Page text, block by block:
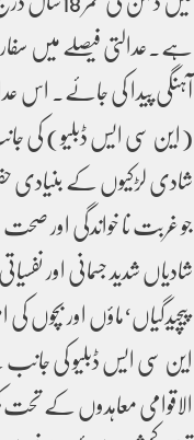
ہے۔عدالتی فیصلے میں
آہنگی پیدا کی جائے۔ اس
(این سی ایس ڈبلیو) کی
شادی لڑکیوں کے
جو غربت نا خواندگی اور
شادیاں شدید جسمانی اور
پیچیدگیاں‘ماؤں اور بچوں
این سی ایس ڈبلیو کی جانب
الاقوامی معاہدوں کے